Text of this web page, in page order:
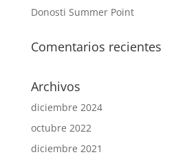
Donosti Summer Point
Comentarios recientes
Archivos
diciembre 2024
octubre 2022
diciembre 2021